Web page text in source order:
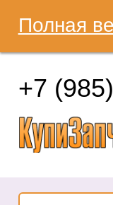
Полная
+7